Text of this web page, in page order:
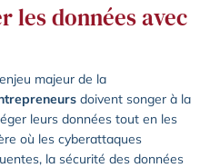
les données avec
majeur de la
doivent songer à la
leurs données tout en les
où les cyberattaques
la sécurité des données